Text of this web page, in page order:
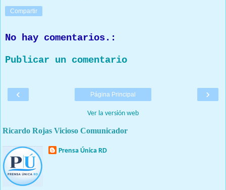
Compartir
No hay comentarios.:
Publicar un comentario
‹ ›
Página Principal
Ver la versión web
Ricardo Rojas Vicioso Comunicador
Prensa Única RD